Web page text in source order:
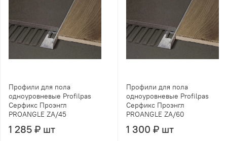
Профили для пола
одноуровневые Profilpas
Серфикс Проэнгл
PROANGLE ZA/45
1 285 ₽ шт
Профили для пола
одноуровневые Profilpas
Серфикс Проэнгл
PROANGLE ZA/60
1 300 ₽ шт